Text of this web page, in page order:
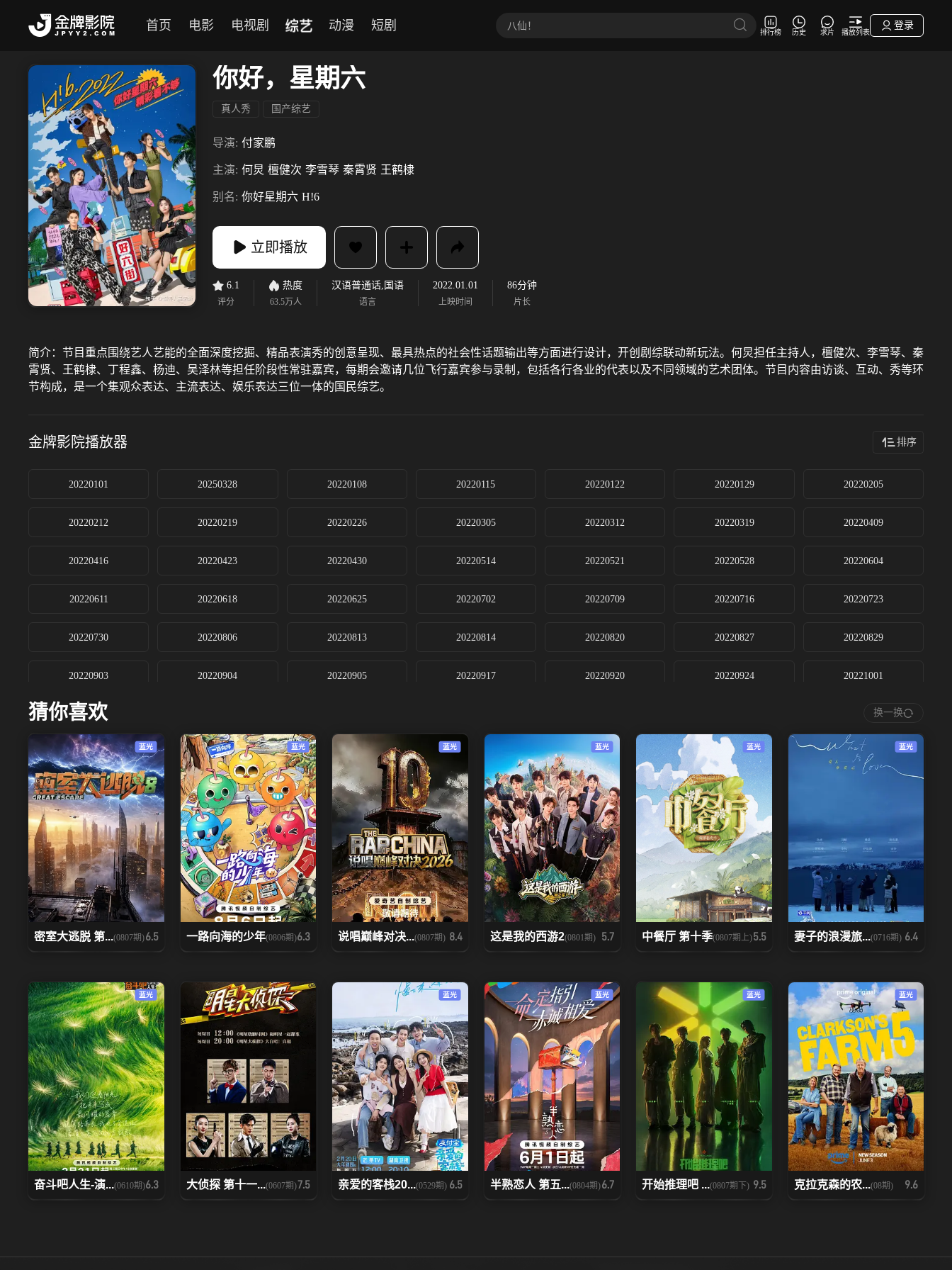
首页 电影 电视剧 综艺 动漫 短剧 排行榜 历史 求片 播放列表
登录
你好，星期六
真人秀 国产综艺
导演: 付家鹏
主演: 何炅 檀健次 李雪琴 秦霄贤 王鹤棣
别名: 你好星期六 H!6
立即播放
6.1
评分
热度
63.5万人
汉语普通话,国语
语言
2022.01.01
上映时间
86分钟
片长
简介： 节目重点围绕艺人艺能的全面深度挖掘、精品表演秀的创意呈现、最具热点的社会性话题输出等方面进行设计，开创剧综联动新玩法。何炅担任主持人，檀健次、李雪琴、秦
霄贤、王鹤棣、丁程鑫、杨迪、吴泽林等担任阶段性常驻嘉宾，每期会邀请几位飞行嘉宾参与录制，包括各行各业的代表以及不同领域的艺术团体。节目内容由访谈、互动、秀等环
节构成，是一个集观众表达、主流表达、娱乐表达三位一体的国民综艺。
金牌影院播放器 排序
20220101 20250328 20220108 20220115 20220122 20220129 20220205
20220212 20220219 20220226 20220305 20220312 20220319 20220409
20220416 20220423 20220430 20220514 20220521 20220528 20220604
20220611 20220618 20220625 20220702 20220709 20220716 20220723
20220730 20220806 20220813 20220814 20220820 20220827 20220829
20220903 20220904 20220905 20220917 20220920 20220924 20221001
20221008 20221126
20221210 20221212 20221217 20221224 20230107 20230114 20230115
20230122 20230123 20230128 20230204 20230205 20230211
20230218 20230225 20230304 20230311 20230312 20230316
20230319 20230325 20230401 20230408 20230409 20230415 20230416
20230422 20230429 20230430 20230506 20230511 20230513 20230520
20230521 20230527 20230603 20230610 20230617 20230624 20230701
20230708 20230710 20230711 20230715 20230716 20230722 20230723
20230729 20230802 20230805 20230806 20230808 20230811 20230812
20230813 20230819 20230822 20230826 20230827 20230902 20230903
20230909 20230916 20230923 20230930 20231007 20231014 20231015
20231021 20231022 20231031 20231103 20231104 20231111 20231112
20231118 20231119 20231125 20231126 20231202 20231203 20231209
猜你喜欢 换一换
蓝光
密室大逃脱 第...(0807期)6.5
蓝光
一路向海的少年(0806期)6.3
蓝光
说唱巅峰对决...(0807期) 8.4
蓝光
这是我的西游2(0801期) 5.7
蓝光
中餐厅 第十季(0807期上)5.5
蓝光
妻子的浪漫旅...(0716期) 6.4
蓝光
奋斗吧人生-演...(0610期)6.3 大侦探 第十一...(0607期)7.5
蓝光
亲爱的客栈20...(0529期) 6.5
蓝光
半熟恋人 第五...(0804期)6.7
蓝光
开始推理吧 ...(0807期下) 9.5
蓝光
克拉克森的农...(08期) 9.6